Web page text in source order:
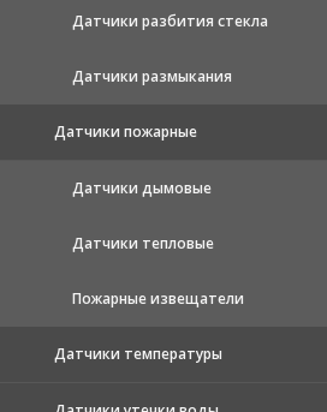
Датчики разбития стекла
Датчики размыкания
Датчики пожарные
Датчики дымовые
Датчики тепловые
Пожарные извещатели
Датчики температуры